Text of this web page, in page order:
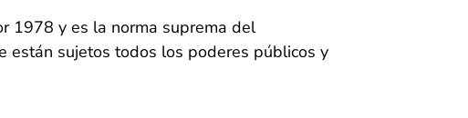
1978 y es la norma suprema del
están sujetos todos los poderes públicos y